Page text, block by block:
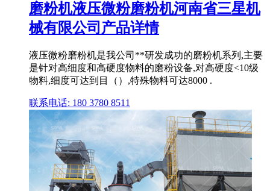
磨粉机液压微粉磨粉机河南省三星机
械有限公司产品详情
液压微粉磨粉机是我公司**研发成功的磨粉机系列,主要
是针对高细度和高硬度物料的磨粉设备,对高硬度<10级
物料,细度可达到目（）,特殊物料可达8000 .
联系电话: 180 3780 8511